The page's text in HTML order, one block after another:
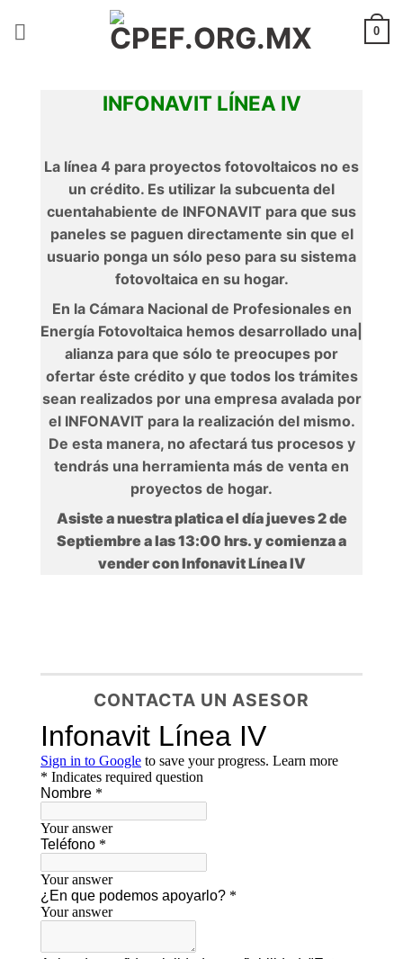
0
INFONAVIT LÍNEA IV
La línea 4 para proyectos fotovoltaicos no es
un crédito. Es utilizar la subcuenta del
cuentahabiente de INFONAVIT para que sus
paneles se paguen directamente sin que el
usuario ponga un sólo peso para su sistema
fotovoltaica en su hogar.
En la Cámara Nacional de Profesionales en
Energía Fotovoltaica hemos desarrollado una|
alianza para que sólo te preocupes por
ofertar éste crédito y que todos los trámites
sean realizados por una empresa avalada por
el INFONAVIT para la realización del mismo.
De esta manera, no afectará tus procesos y
tendrás una herramienta más de venta en
proyectos de hogar.
Asiste a nuestra platica el día jueves 2 de
Septiembre a las 13:00 hrs. y comienza a
vender con Infonavit Línea IV
CONTACTA UN ASESOR